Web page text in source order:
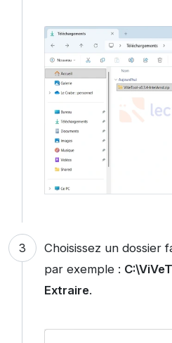
Choisissez un dossier
par exemple :
Extraire.